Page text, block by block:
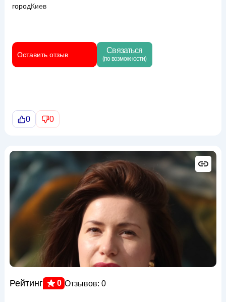
городКиев
Оставить отзыв Связаться
(по возможности)
0 0
Рейтинг 0 Отзывов: 0